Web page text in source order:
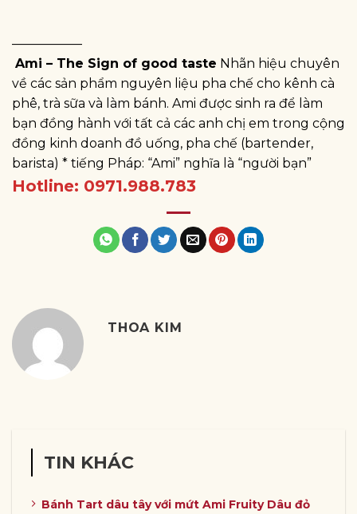
—————–
Ami – The Sign of good taste Nhãn hiệu chuyên
về các sản phẩm nguyên liệu pha chế cho kênh cà
phê, trà sữa và làm bánh. Ami được sinh ra để làm
bạn đồng hành với tất cả các anh chị em trong cộng
đồng kinh doanh đồ uống, pha chế (bartender,
barista) * tiếng Pháp: “Ami” nghĩa là “người bạn”
Hotline: 0971.988.783
THOA KIM
TIN KHÁC
Bánh Tart dâu tây với mứt Ami Fruity Dâu đỏ